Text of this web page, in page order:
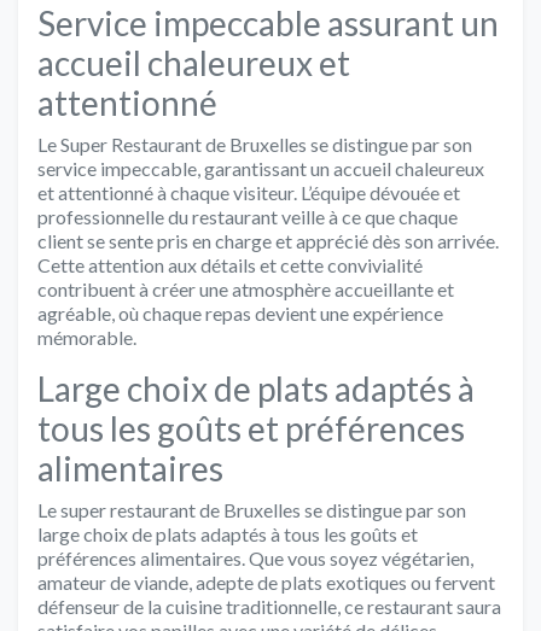
Service impeccable assurant un
accueil chaleureux et
attentionné
Le Super Restaurant de Bruxelles se distingue par son
service impeccable, garantissant un accueil chaleureux
et attentionné à chaque visiteur. L’équipe dévouée et
professionnelle du restaurant veille à ce que chaque
client se sente pris en charge et apprécié dès son arrivée.
Cette attention aux détails et cette convivialité
contribuent à créer une atmosphère accueillante et
agréable, où chaque repas devient une expérience
mémorable.
Large choix de plats adaptés à
tous les goûts et préférences
alimentaires
Le super restaurant de Bruxelles se distingue par son
large choix de plats adaptés à tous les goûts et
préférences alimentaires. Que vous soyez végétarien,
amateur de viande, adepte de plats exotiques ou fervent
défenseur de la cuisine traditionnelle, ce restaurant saura